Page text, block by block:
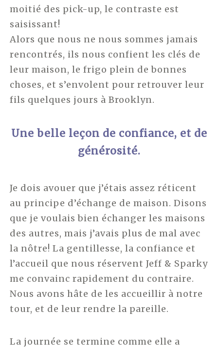
moitié des pick-up, le contraste est
saisissant!
Alors que nous ne nous sommes jamais
rencontrés, ils nous confient les clés de
leur maison, le frigo plein de bonnes
choses, et s’envolent pour retrouver leur
fils quelques jours à Brooklyn.
Une belle leçon de confiance, et de
générosité.
Je dois avouer que j’étais assez réticent
au principe d’échange de maison. Disons
que je voulais bien échanger les maisons
des autres, mais j’avais plus de mal avec
la nôtre! La gentillesse, la confiance et
l’accueil que nous réservent Jeff & Sparky
me convainc rapidement du contraire.
Nous avons hâte de les accueillir à notre
tour, et de leur rendre la pareille.
La journée se termine comme elle a